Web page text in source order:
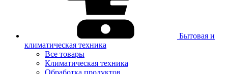
Бытовая и
климатическая техника
Все товары
Климатическая техника
Обработка продуктов